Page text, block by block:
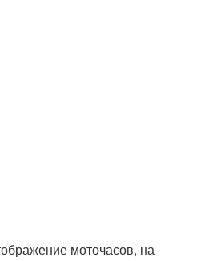
моточасов, на